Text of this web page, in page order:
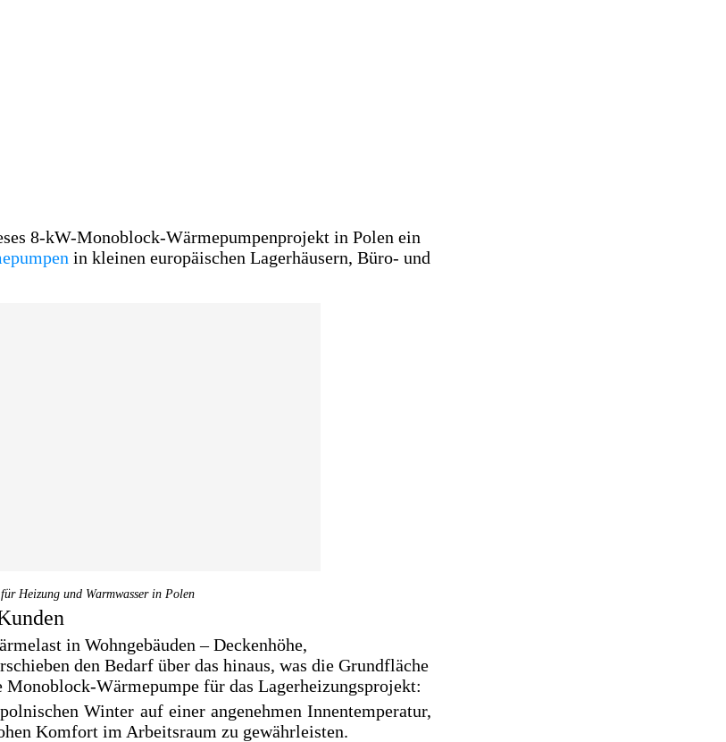
8-kW-Monoblock-Wärmepumpenprojekt in Polen ein
in kleinen europäischen Lagerhäusern, Büro- und
Heizung und Warmwasser in Polen
in Wohngebäuden – Deckenhöhe,
den Bedarf über das hinaus, was die Grundfläche
Wärmepumpe für das Lagerheizungsprojekt:
Winter auf einer angenehmen Innentemperatur,
Komfort im Arbeitsraum zu gewährleisten.